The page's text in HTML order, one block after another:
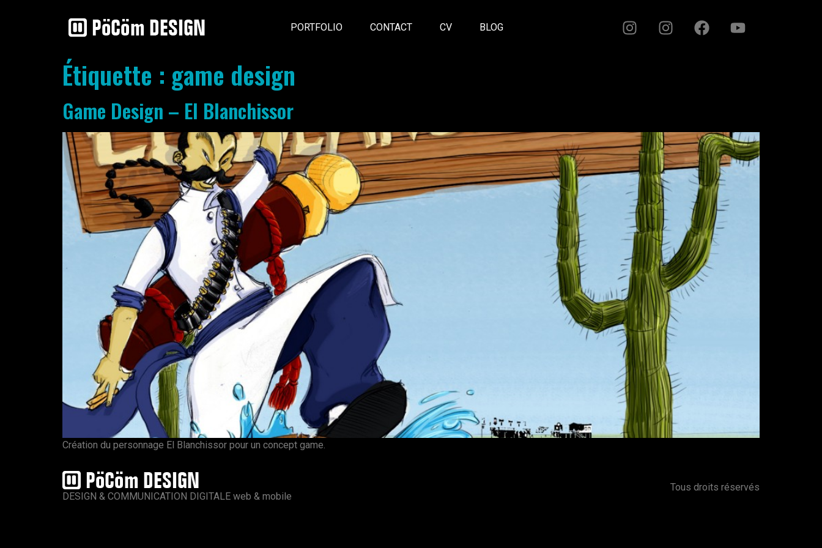
PORTFOLIO CONTACT CV BLOG
Étiquette : game design
Game Design – El Blanchissor
Création du personnage El Blanchissor pour un concept game.
DESIGN & COMMUNICATION DIGITALE web & mobile
Tous droits réservés